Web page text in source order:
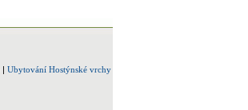
| Ubytování Hostýnské vrchy